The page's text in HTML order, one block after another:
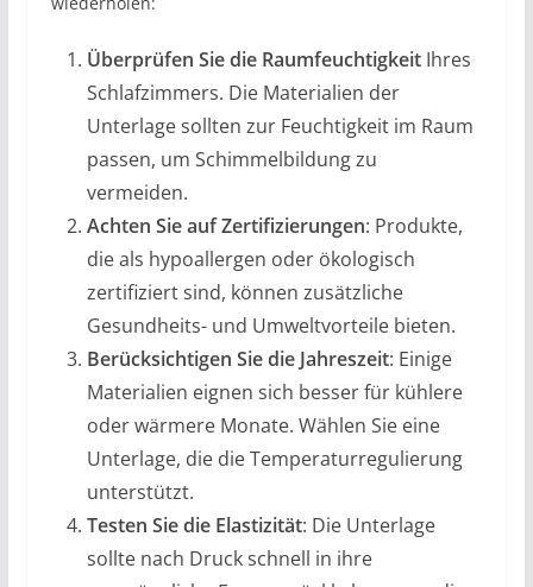
Überprüfen Sie die RaumfeuchtigkeitIhres
Schlafzimmers. Die Materialien der
Unterlage sollten zur Feuchtigkeit im Raum
passen, um Schimmelbildung zu
vermeiden.
Achten Sie auf Zertifizierungen: Produkte,
die als hypoallergen oder ökologisch
zertifiziert sind, können zusätzliche
Gesundheits- und Umweltvorteile bieten.
Berücksichtigen Sie die Jahreszeit: Einige
Materialien eignen sich besser für kühlere
oder wärmere Monate. Wählen Sie eine
Unterlage, die die Temperaturregulierung
unterstützt.
Testen Sie die Elastizität: Die Unterlage
sollte nach Druck schnell in ihre